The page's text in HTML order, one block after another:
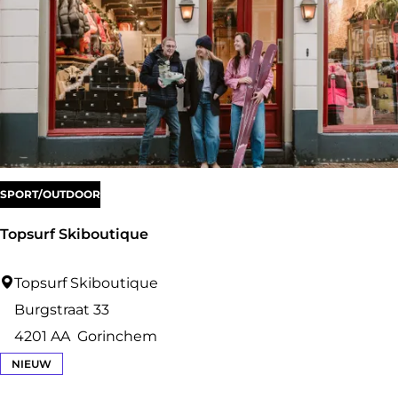
s
u
m
Topsurf Skiboutique
T
NIEUW
Topsurf Skiboutique
Burgstraat 33
4201 AA Gorinchem
SPORT/OUTDOOR